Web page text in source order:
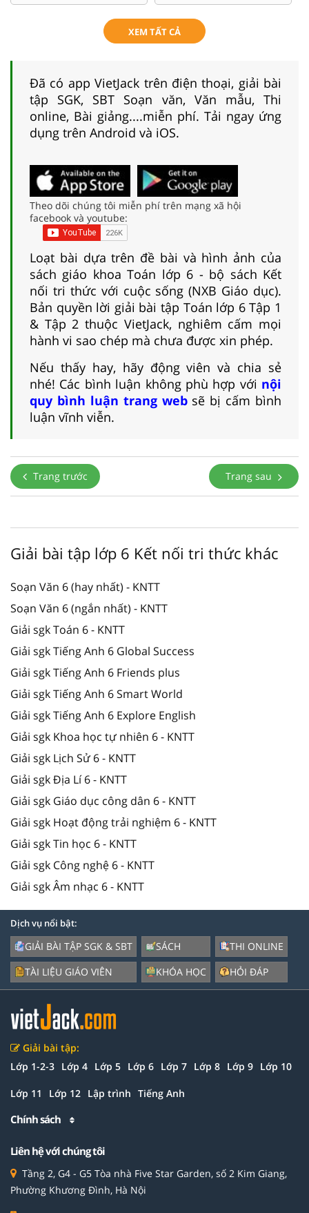
XEM TẤT CẢ
Đã có app VietJack trên điện thoại, giải bài
tập SGK, SBT Soạn văn, Văn mẫu, Thi
online, Bài giảng....miễn phí. Tải ngay ứng
dụng trên Android và iOS.
Theo dõi chúng tôi miễn phí trên mạng xã hội
facebook và youtube:
Loạt bài dựa trên đề bài và hình ảnh của
sách giáo khoa Toán lớp 6 - bộ sách Kết
nối tri thức với cuộc sống (NXB Giáo dục).
Bản quyền lời giải bài tập Toán lớp 6 Tập 1
& Tập 2 thuộc VietJack, nghiêm cấm mọi
hành vi sao chép mà chưa được xin phép.
Nếu thấy hay, hãy động viên và chia sẻ
nhé! Các bình luận không phù hợp với nội
quy bình luận trang websẽ bị cấm bình
luận vĩnh viễn.
Trang trước Trang sau
Giải bài tập lớp 6 Kết nối tri thức khác
Soạn Văn 6 (hay nhất) - KNTT
Soạn Văn 6 (ngắn nhất) - KNTT
Giải sgk Toán 6 - KNTT
Giải sgk Tiếng Anh 6 Global Success
Giải sgk Tiếng Anh 6 Friends plus
Giải sgk Tiếng Anh 6 Smart World
Giải sgk Tiếng Anh 6 Explore English
Giải sgk Khoa học tự nhiên 6 - KNTT
Giải sgk Lịch Sử 6 - KNTT
Giải sgk Địa Lí 6 - KNTT
Giải sgk Giáo dục công dân 6 - KNTT
Giải sgk Hoạt động trải nghiệm 6 - KNTT
Giải sgk Tin học 6 - KNTT
Giải sgk Công nghệ 6 - KNTT
Giải sgk Âm nhạc 6 - KNTT
Dịch vụ nổi bật:
GIẢI BÀI TẬP SGK & SBT
TÀI LIỆU GIÁO VIÊN
SÁCH
KHÓA HỌC
THI ONLINE
HỎI ĐÁP
Giải bài tập:
Lớp 1-2-3 Lớp 4 Lớp 5 Lớp 6 Lớp 7 Lớp 8 Lớp 9 Lớp 10
Lớp 11 Lớp 12 Lập trình Tiếng Anh
Chính sách
Liên hệ với chúng tôi
Tầng 2, G4 - G5 Tòa nhà Five Star Garden, số 2 Kim Giang,
Phường Khương Đình, Hà Nội